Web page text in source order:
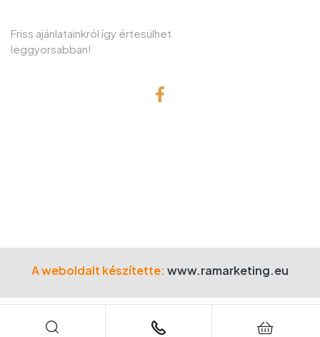
Friss ajánlatainkról így értesülhet
leggyorsabban!
A weboldalt készítette: www.ramarketing.eu